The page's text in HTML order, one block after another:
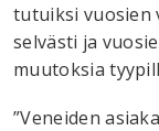
tutuiksi vuosien
selvästi ja
muutoksia
”Veneiden